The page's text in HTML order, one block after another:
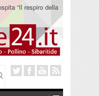
“Il respiro della
365